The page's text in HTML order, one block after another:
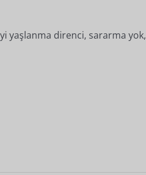
yaşlanma direnci, sararma yok,